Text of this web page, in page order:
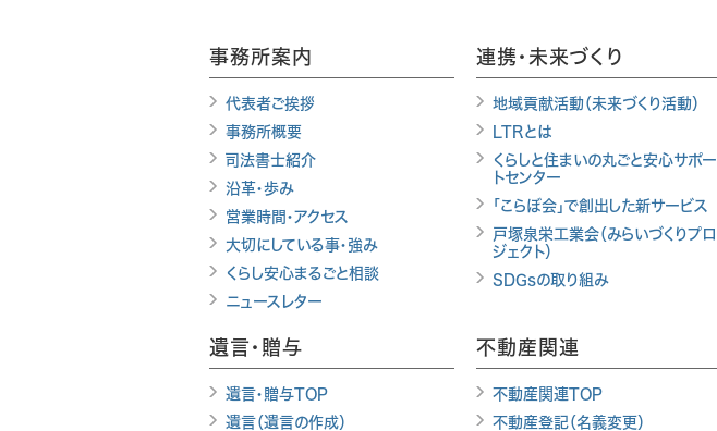
事務所案内
代表者ご挨拶
事務所概要
司法書士紹介
沿革・歩み
営業時間・アクセス
大切にしている事・強み
くらし安心まるごと相談
ニュースレター
連携・未来づくり
地域貢献活動（未来づくり活動）
LTRとは
くらしと住まいの丸ごと安心サポー
トセンター
「こらぼ会」で創出した新サービス
戸塚泉栄工業会（みらいづくりプロ
ジェクト）
SDGsの取り組み
遺言・贈与
遺言・贈与TOP
遺言（遺言の作成）
不動産関連
不動産関連TOP
不動産登記（名義変更）